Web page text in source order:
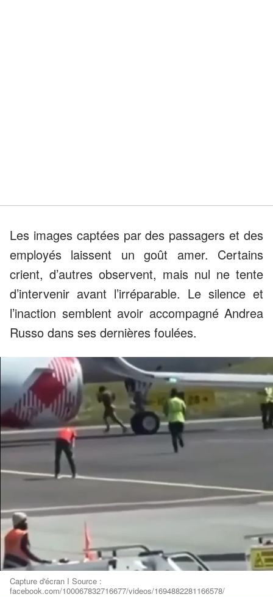
Les images captées par des passagers et des
employés laissent un goût amer. Certains
crient, d’autres observent, mais nul ne tente
d’intervenir avant l’irréparable. Le silence et
l’inaction semblent avoir accompagné Andrea
Russo dans ses dernières foulées.
Capture d'écran I Source :
facebook.com/100067832716677/videos/1694882281166578/